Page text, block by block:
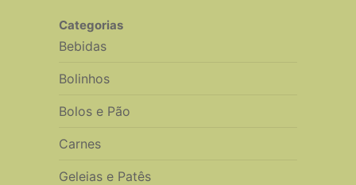
Categorias
Bebidas
Bolinhos
Bolos e Pão
Carnes
Geleias e Patês